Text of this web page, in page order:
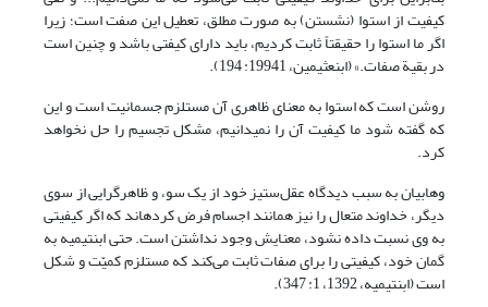
کیفیت از استوا (نشستن) به ‌صورت مطلق، تعطیل این صفت است؛ زیرا
اگر ما استوا را حقیقتاً ثابت کردیم، باید دارای کیفتی باشد و چنین است
در بقیة صفات.» (ابن‏عثیمین، 19941: 194).
روشن است که استوا به معنای ظاهری آن مستلزم جسمانیت است و این
که گفته شود ما کیفیت آن را نمی‏دانیم، مشکل تجسیم را حل نخواهد
کرد.
وهابیان به‌ سبب دیدگاه عقل‌ستیز خود از یک‌ سو، و ظاهرگرایی از سوی
‌دیگر، خداوند متعال را نیز همانند اجسام فرض کرده‏اند که اگر کیفیتی
به وی نسبت داده نشود، معنایش وجود نداشتن است. حتی ابن‏تیمیه به
گمان خود، کیفیتی را برای صفات ثابت می‌کند که مستلزم کمیّت و شکل
است (ابن‏تیمیه، 1392، 1: 347).